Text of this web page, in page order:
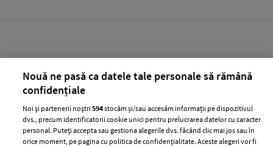
Nouă ne pasă ca datele tale personale să rămână
confidențiale
Noi și partenerii noștri594stocăm și/sau accesăm informații pe dispozitivul
dvs., precum identificatorii cookie unici pentru prelucrarea datelor cu caracter
personal. Puteți accepta sau gestiona alegerile dvs. făcând clic mai jos sau în
orice moment, pe pagina cu politica de confidențialitate. Aceste alegeri vor fi